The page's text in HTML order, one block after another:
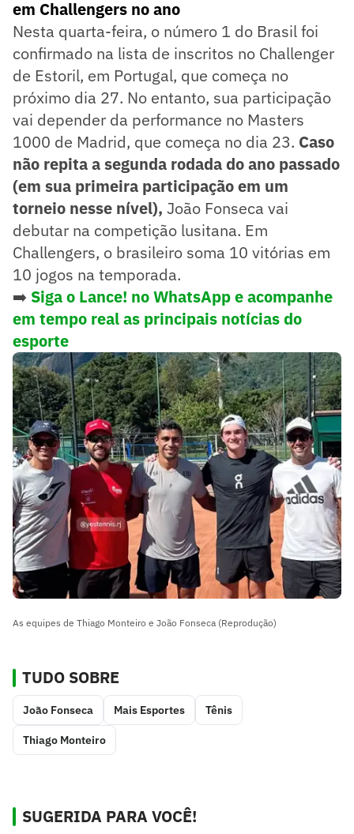
em Challengers no ano
Nesta quarta-feira, o número 1 do Brasil foi
confirmado na lista de inscritos no Challenger
de Estoril, em Portugal, que começa no
próximo dia 27. No entanto, sua participação
vai depender da performance no Masters
1000 de Madrid, que começa no dia 23. Caso
não repita a segunda rodada do ano passado
(em sua primeira participação em um
torneio nesse nível), João Fonseca vai
debutar na competição lusitana. Em
Challengers, o brasileiro soma 10 vitórias em
10 jogos na temporada.
➡️ Siga o Lance! no WhatsApp e acompanhe
em tempo real as principais notícias do
esporte
As equipes de Thiago Monteiro e João Fonseca (Reprodução)
TUDO SOBRE
João Fonseca Mais Esportes Tênis
Thiago Monteiro
SUGERIDA PARA VOCÊ!